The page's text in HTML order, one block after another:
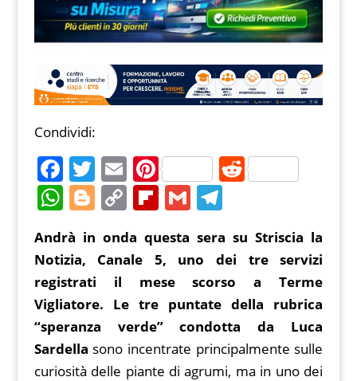
Condividi:
F
a
c
e
b
o
o
k
T
w
itt
er
E
m
ai
l
Pi
nt
er
e
st
R
di
t
W
h
at
s
A
p
p
Bl
g
g
er
C
o
p
y
Li
n
k
Fl
b
o
ar
d
G
ai
l
T
e
gr
a
m
Andrà in onda questa sera su Striscia la
Notizia, Canale 5, uno dei tre servizi
registrati il mese scorso a Terme
Vigliatore. Le tre puntate della rubrica
“speranza verde” condotta da Luca
Sardella sono incentrate principalmente sulle
curiosità delle piante di agrumi, ma in uno dei